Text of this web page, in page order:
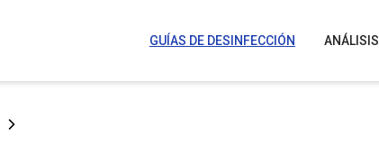
GUÍAS DE DESINFECCIÓN ANÁLISIS